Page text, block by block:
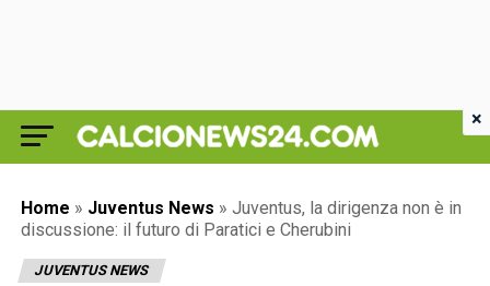
Home » Juventus News » Juventus, la dirigenza non è in
discussione: il futuro di Paratici e Cherubini
JUVENTUS NEWS
×